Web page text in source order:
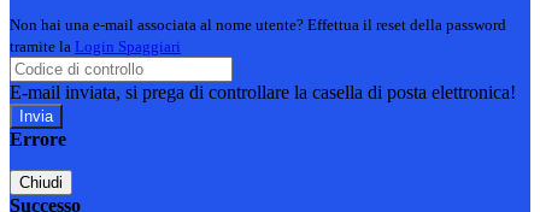
Non hai una e-mail associata al nome utente? Effettua il reset della password
tramite la Login Spaggiari
E-mail inviata, si prega di controllare la casella di posta elettronica!
Errore
Chiudi
Successo